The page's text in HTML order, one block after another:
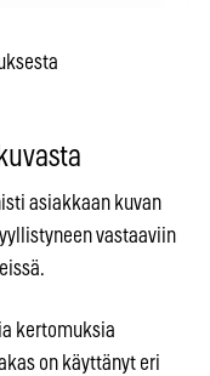
asiakkaan kuvan
vastaaviin
kertomuksia
on käyttänyt eri